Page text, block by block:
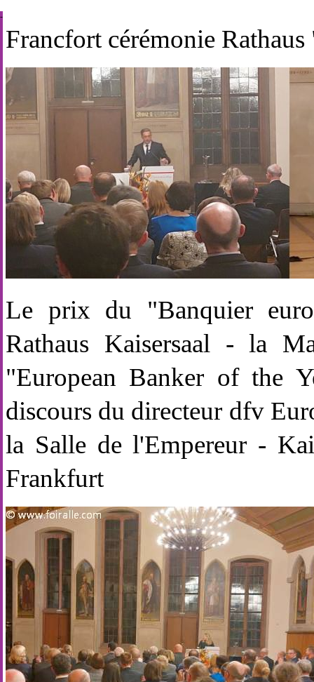
-
Francfort cérémonie
Le prix du "Banquier
Rathaus Kaisersaal - la
"European Banker of the
discours du directeur dfv
la Salle de l'Empereur -
Frankfurt